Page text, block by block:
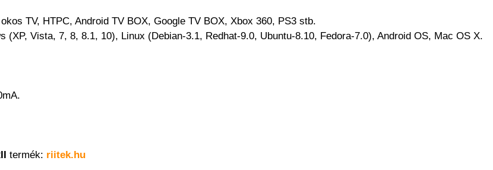
TV, HTPC, Android TV BOX, Google TV BOX, Xbox 360, PS3 stb.
(XP, Vista, 7, 8, 8.1, 10), Linux (Debian-3.1, Redhat-9.0, Ubuntu-8.10, Fedora-7.0), Android OS, Mac OS X.
termék: riitek.hu